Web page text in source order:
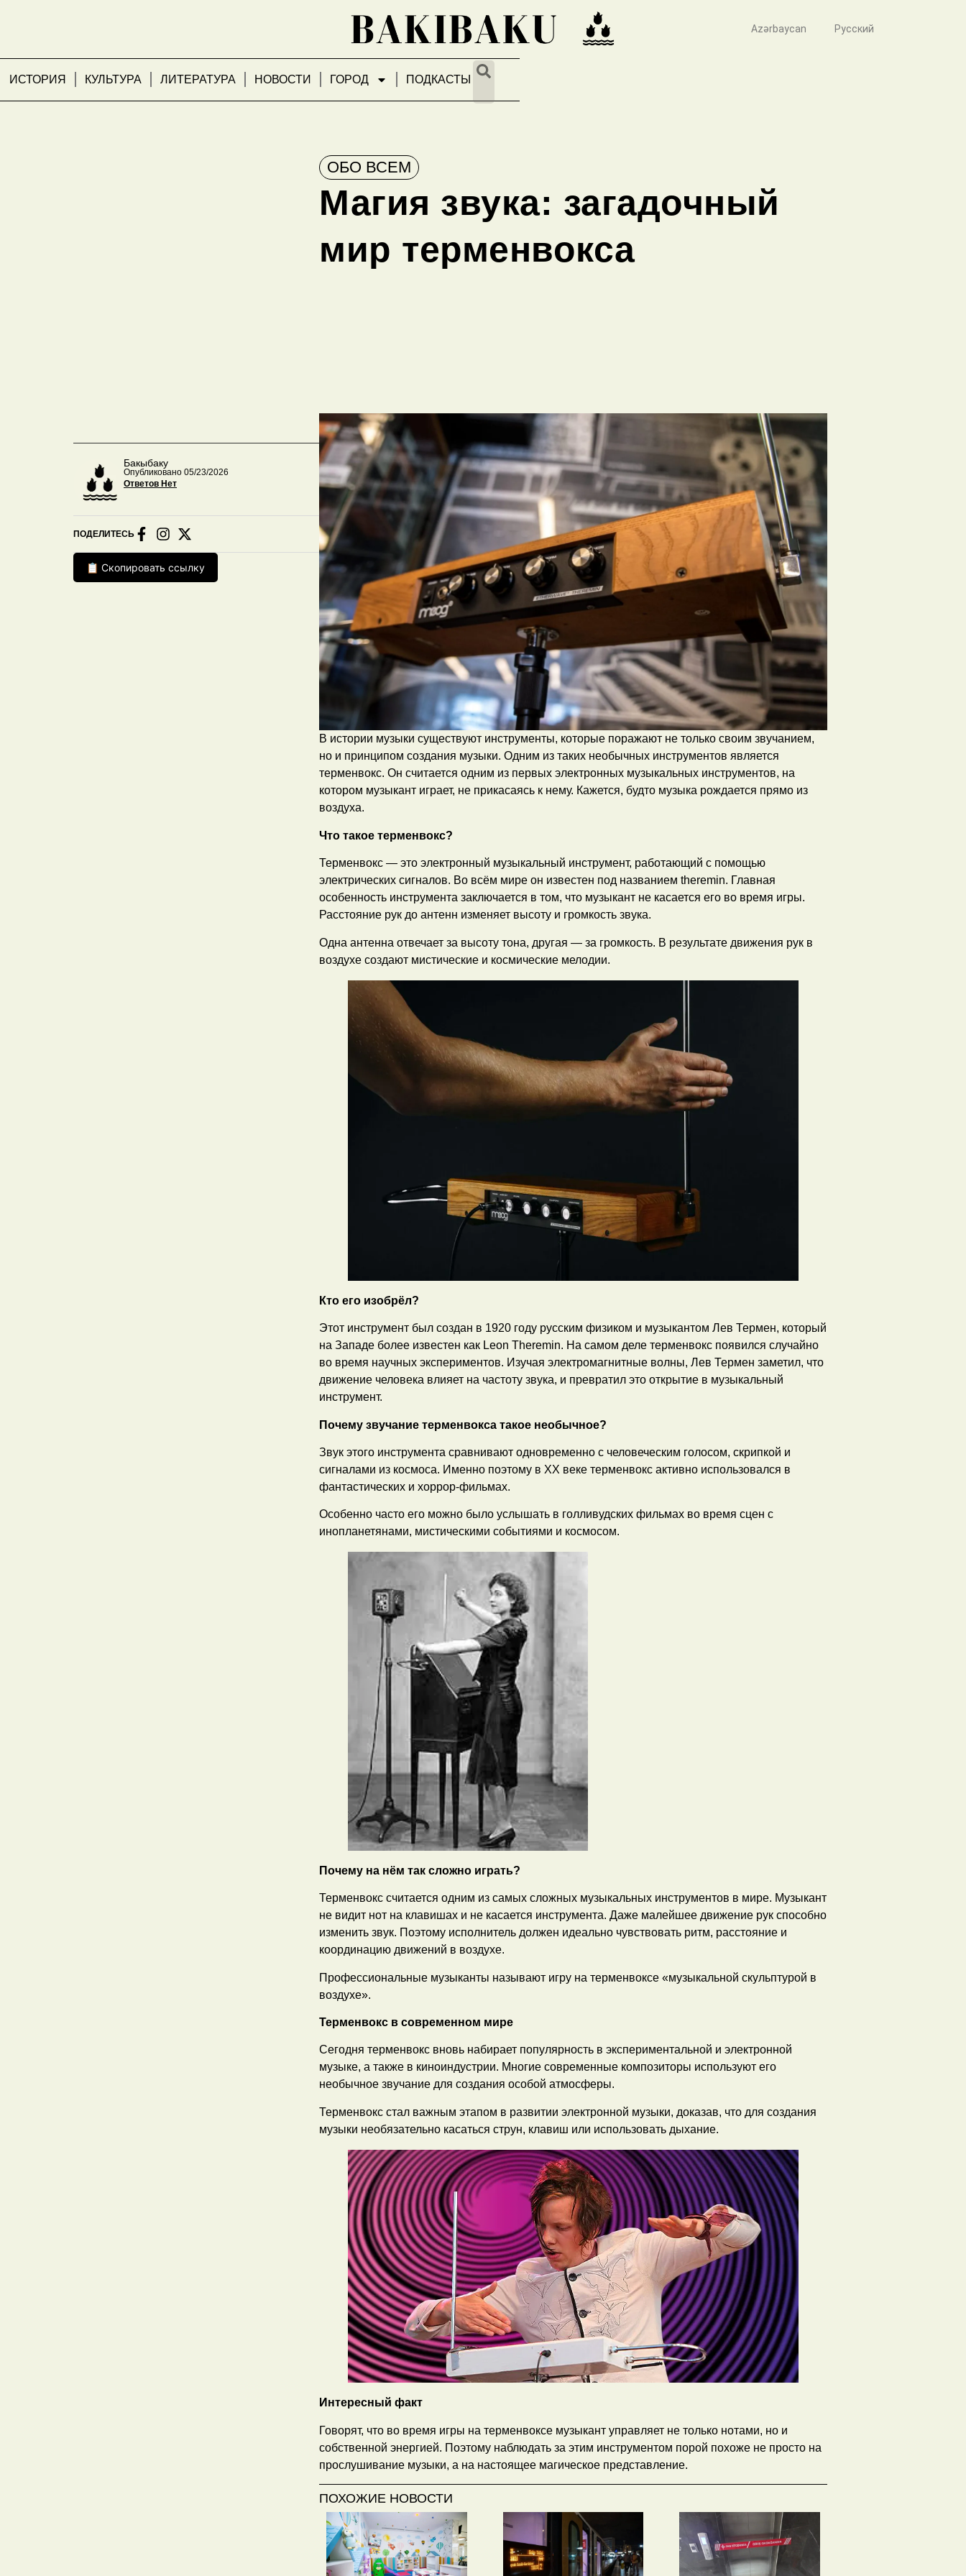
ИСТОРИЯ КУЛЬТУРА ЛИТЕРАТУРА НОВОСТИ ГОРОД ПОДКАСТЫ
Azərbaycan Русский
Бакыбаку
Опубликовано 05/23/2026
Ответов Нет
ПОДЕЛИТЕСЬ
📋 Скопировать ссылку
ОБО ВСЕМ
Магия звука: загадочный
мир терменвокса
В истории музыки существуют инструменты, которые поражают не только своим звучанием,
но и принципом создания музыки. Одним из таких необычных инструментов является
терменвокс. Он считается одним из первых электронных музыкальных инструментов, на
котором музыкант играет, не прикасаясь к нему. Кажется, будто музыка рождается прямо из
воздуха.
Что такое терменвокс?
Терменвокс — это электронный музыкальный инструмент, работающий с помощью
электрических сигналов. Во всём мире он известен под названием theremin. Главная
особенность инструмента заключается в том, что музыкант не касается его во время игры.
Расстояние рук до антенн изменяет высоту и громкость звука.
Одна антенна отвечает за высоту тона, другая — за громкость. В результате движения рук в
воздухе создают мистические и космические мелодии.
Кто его изобрёл?
Этот инструмент был создан в 1920 году русским физиком и музыкантом Лев Термен, который
на Западе более известен как Leon Theremin. На самом деле терменвокс появился случайно
во время научных экспериментов. Изучая электромагнитные волны, Лев Термен заметил, что
движение человека влияет на частоту звука, и превратил это открытие в музыкальный
инструмент.
Почему звучание терменвокса такое необычное?
Звук этого инструмента сравнивают одновременно с человеческим голосом, скрипкой и
сигналами из космоса. Именно поэтому в XX веке терменвокс активно использовался в
фантастических и хоррор-фильмах.
Особенно часто его можно было услышать в голливудских фильмах во время сцен с
инопланетянами, мистическими событиями и космосом.
Почему на нём так сложно играть?
Терменвокс считается одним из самых сложных музыкальных инструментов в мире. Музыкант
не видит нот на клавишах и не касается инструмента. Даже малейшее движение рук способно
изменить звук. Поэтому исполнитель должен идеально чувствовать ритм, расстояние и
координацию движений в воздухе.
Профессиональные музыканты называют игру на терменвоксе «музыкальной скульптурой в
воздухе».
Терменвокс в современном мире
Сегодня терменвокс вновь набирает популярность в экспериментальной и электронной
музыке, а также в киноиндустрии. Многие современные композиторы используют его
необычное звучание для создания особой атмосферы.
Терменвокс стал важным этапом в развитии электронной музыки, доказав, что для создания
музыки необязательно касаться струн, клавиш или использовать дыхание.
Интересный факт
Говорят, что во время игры на терменвоксе музыкант управляет не только нотами, но и
собственной энергией. Поэтому наблюдать за этим инструментом порой похоже не просто на
прослушивание музыки, а на настоящее магическое представление.
ПОХОЖИЕ НОВОСТИ